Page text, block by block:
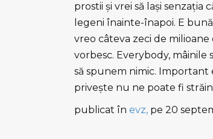
prostii şi vrei să laşi
legeni înainte-înapoi. E
vreo câteva zeci de
vorbesc. Everybody, mâinile
să spunem nimic. Important
priveşte nu ne poate fi
publicat în evz, pe 20